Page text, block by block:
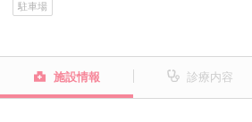
駐車場
施設情報 診療内容